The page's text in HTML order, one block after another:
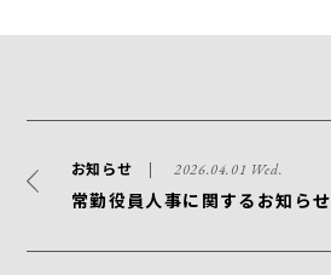
お知らせ 2026.04.01 Wed.
常勤役員人事に関するお知らせ